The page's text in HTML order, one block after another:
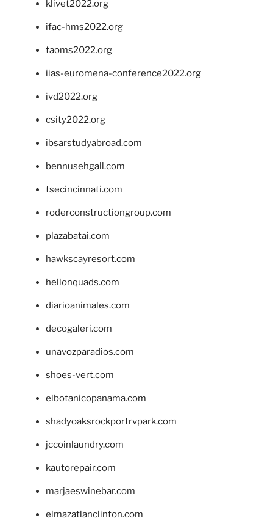
klivet2022.org
ifac-hms2022.org
taoms2022.org
iias-euromena-conference2022.org
ivd2022.org
csity2022.org
ibsarstudyabroad.com
bennusehgall.com
tsecincinnati.com
roderconstructiongroup.com
plazabatai.com
hawkscayresort.com
hellonquads.com
diarioanimales.com
decogaleri.com
unavozparadios.com
shoes-vert.com
elbotanicopanama.com
shadyoaksrockportrvpark.com
jccoinlaundry.com
kautorepair.com
marjaeswinebar.com
elmazatlanclinton.com